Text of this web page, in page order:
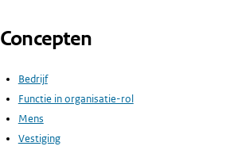
Concepten
Bedrijf
Functie in organisatie-rol
Mens
Vestiging